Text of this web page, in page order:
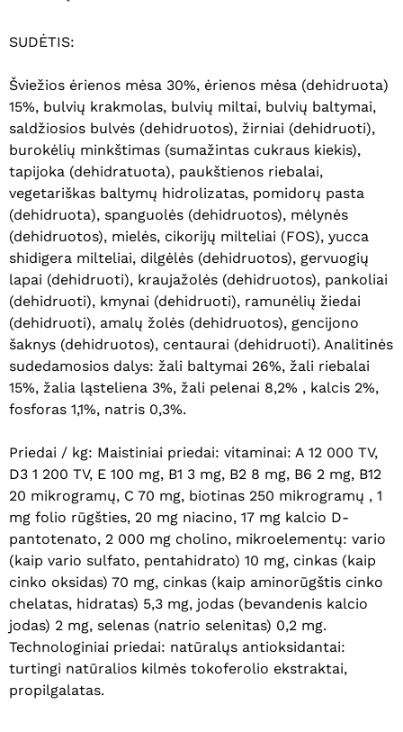
Krepšelyje nėra produktų.
Eiti Į Parduotuvę
SUDĖTIS:
Šviežios ėrienos mėsa 30%, ėrienos mėsa (dehidruota)
15%, bulvių krakmolas, bulvių miltai, bulvių baltymai,
saldžiosios bulvės (dehidruotos), žirniai (dehidruoti),
burokėlių minkštimas (sumažintas cukraus kiekis),
tapijoka (dehidratuota), paukštienos riebalai,
vegetariškas baltymų hidrolizatas, pomidorų pasta
(dehidruota), spanguolės (dehidruotos), mėlynės
(dehidruotos), mielės, cikorijų milteliai (FOS), yucca
shidigera milteliai, dilgėlės (dehidruotos), gervuogių
lapai (dehidruoti), kraujažolės (dehidruotos), pankoliai
(dehidruoti), kmynai (dehidruoti), ramunėlių žiedai
(dehidruoti), amalų žolės (dehidruotos), gencijono
šaknys (dehidruotos), centaurai (dehidruoti). Analitinės
sudedamosios dalys: žali baltymai 26%, žali riebalai
15%, žalia ląsteliena 3%, žali pelenai 8,2% , kalcis 2%,
fosforas 1,1%, natris 0,3%.
Priedai / kg: Maistiniai priedai: vitaminai: A 12 000 TV,
D3 1 200 TV, E 100 mg, B1 3 mg, B2 8 mg, B6 2 mg, B12
20 mikrogramų, C 70 mg, biotinas 250 mikrogramų , 1
mg folio rūgšties, 20 mg niacino, 17 mg kalcio D-
pantotenato, 2 000 mg cholino, mikroelementų: vario
(kaip vario sulfato, pentahidrato) 10 mg, cinkas (kaip
cinko oksidas) 70 mg, cinkas (kaip aminorūgštis cinko
chelatas, hidratas) 5,3 mg, jodas (bevandenis kalcio
jodas) 2 mg, selenas (natrio selenitas) 0,2 mg.
Technologiniai priedai: natūralųs antioksidantai:
turtingi natūralios kilmės tokoferolio ekstraktai,
propilgalatas.